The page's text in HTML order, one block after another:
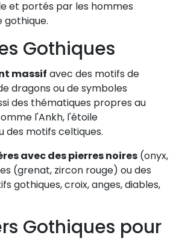
et portés par les hommes
gothique.
Gothiques
massif avec des motifs de
dragons ou de symboles
des thématiques propres au
l'Ankh, l'étoile
des motifs celtiques.
avec des pierres noires (onyx,
(grenat, zircon rouge) ou des
gothiques, croix, anges, diables,
Gothiques pour